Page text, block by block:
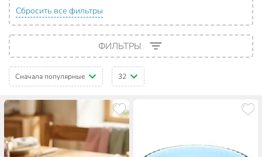
Сбросить все фильтры
ФИЛЬТРЫ
Сначала популярные 32